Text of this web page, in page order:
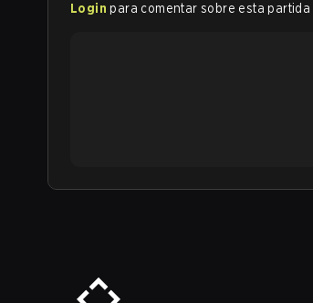
Login para comentar sobre esta partida